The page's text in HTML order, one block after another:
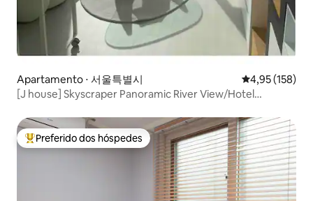
Apartamento ⋅ 서울특별시 4,95 de uma
4,95 (158)
[J house] Skyscraper Panoramic River View/Hotel
Station 10 minutos.
Entre os melhores preferidos dos hóspedes
Preferido dos hóspedes